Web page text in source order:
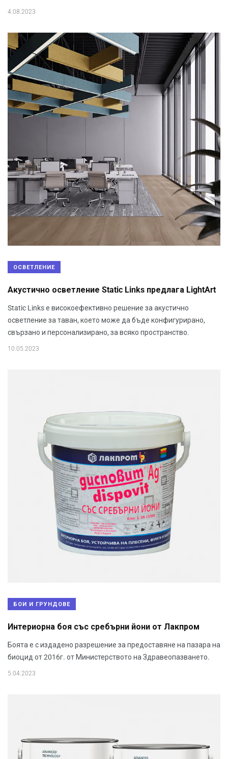
4.08.2023
ОСВЕТЛЕНИЕ
Акустично осветление Static Links предлага LightArt
Static Links е високоефективно решение за акустично
осветление за таван, което може да бъде конфигурирано,
свързано и персонализирано, за всяко пространство.
10.05.2023
БОИ И ГРУНДОВЕ
Интериорна боя със сребърни йони от Лакпром
Боята е с издадено разрешение за предоставяне на пазара на
биоцид от 2016г. от Министерството на Здравеопазването.
5.04.2023